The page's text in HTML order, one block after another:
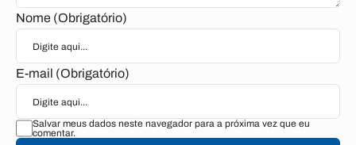
Nome (Obrigatório)
E-mail (Obrigatório)
Salvar meus dados neste navegador para a próxima vez que eu
comentar.